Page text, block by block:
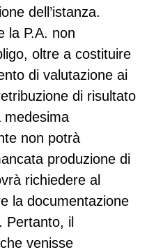
dell’istanza.
la P.A. non
oltre a costituire
di valutazione ai
di risultato
medesima
non potrà
produzione di
richiedere al
la documentazione
Pertanto, il
venisse